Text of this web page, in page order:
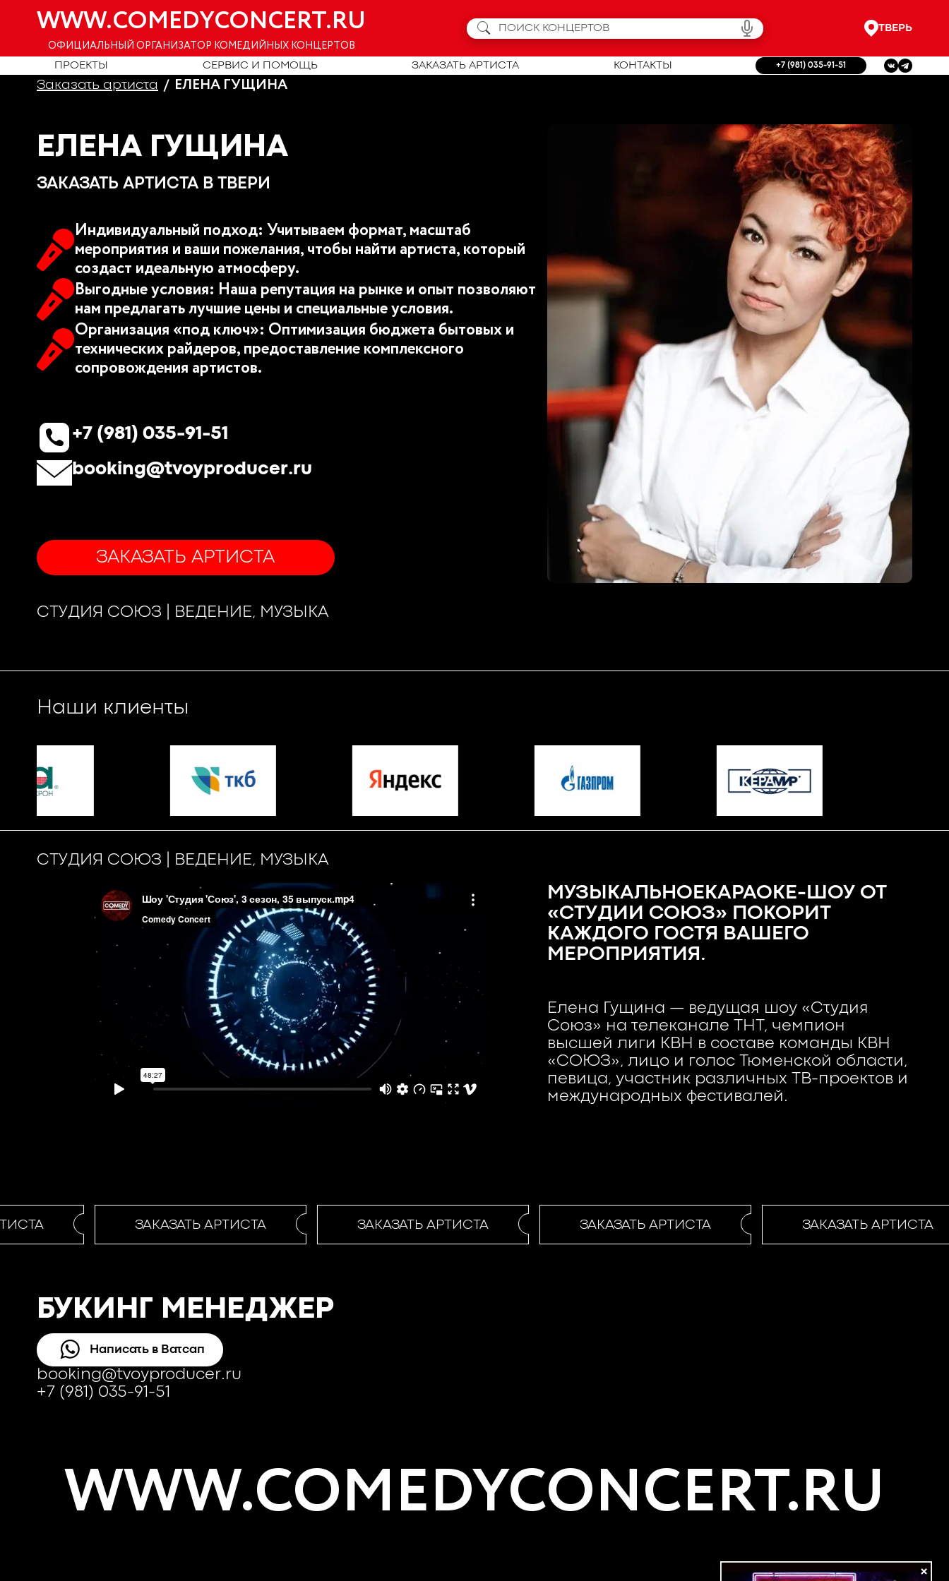
WWW.COMEDYCONCERT.RU
ОФИЦИАЛЬНЫЙ ОРГАНИЗАТОР КОМЕДИЙНЫХ КОНЦЕРТОВ
ТВЕРЬ
ПРОЕКТЫ СЕРВИС И ПОМОЩЬ ЗАКАЗАТЬ АРТИСТА КОНТАКТЫ +7 (981) 035-91-51
Заказать артиста ЕЛЕНА ГУЩИНА
ЕЛЕНА ГУЩИНА
ЗАКАЗАТЬ АРТИСТА В ТВЕРИ
Индивидуальный подход: Учитываем формат, масштаб
мероприятия и ваши пожелания, чтобы найти артиста, который
создаст идеальную атмосферу.
Выгодные условия: Наша репутация на рынке и опыт позволяют
нам предлагать лучшие цены и специальные условия.
Организация «под ключ»: Оптимизация бюджета бытовых и
технических райдеров, предоставление комплексного
сопровождения артистов.
+7 (981) 035-91-51
booking@tvoyproducer.ru
ЗАКАЗАТЬ АРТИСТА
СТУДИЯ СОЮЗ | ВЕДЕНИЕ, МУЗЫКА
Наши клиенты
СТУДИЯ СОЮЗ | ВЕДЕНИЕ, МУЗЫКА
МУЗЫКАЛЬНОЕКАРАОКЕ-ШОУ ОТ
«СТУДИИ СОЮЗ» ПОКОРИТ
КАЖДОГО ГОСТЯ ВАШЕГО
МЕРОПРИЯТИЯ.
Елена Гущина — ведущая шоу «Студия
Союз» на телеканале ТНТ, чемпион
высшей лиги КВН в составе команды КВН
«СОЮЗ», лицо и голос Тюменской области,
певица, участник различных ТВ-проектов и
международных фестивалей.
ЗАКАЗАТЬ АРТИСТА ЗАКАЗАТЬ АРТИСТА ЗАКАЗАТЬ АРТИСТА ЗАКАЗАТЬ АРТИСТА
БУКИНГ МЕНЕДЖЕР
Написать в Ватсап
booking@tvoyproducer.ru
+7 (981) 035-91-51
×
WWW.COMEDYCONCERT.RU